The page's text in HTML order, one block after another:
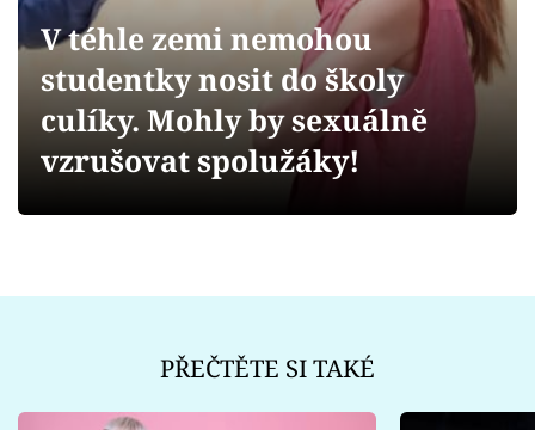
Videa
Sledujte prima+
V téhle zemi nemohou
studentky nosit do školy
culíky. Mohly by sexuálně
vzrušovat spolužáky!
PŘEČTĚTE SI TAKÉ